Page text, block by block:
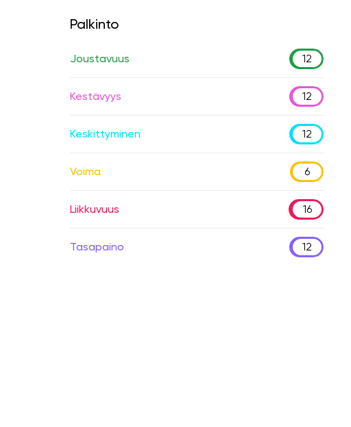
Palkinto
Joustavuus 12
Kestävyys 12
Keskittyminen 12
Voima 6
Liikkuvuus 16
Tasapaino 12